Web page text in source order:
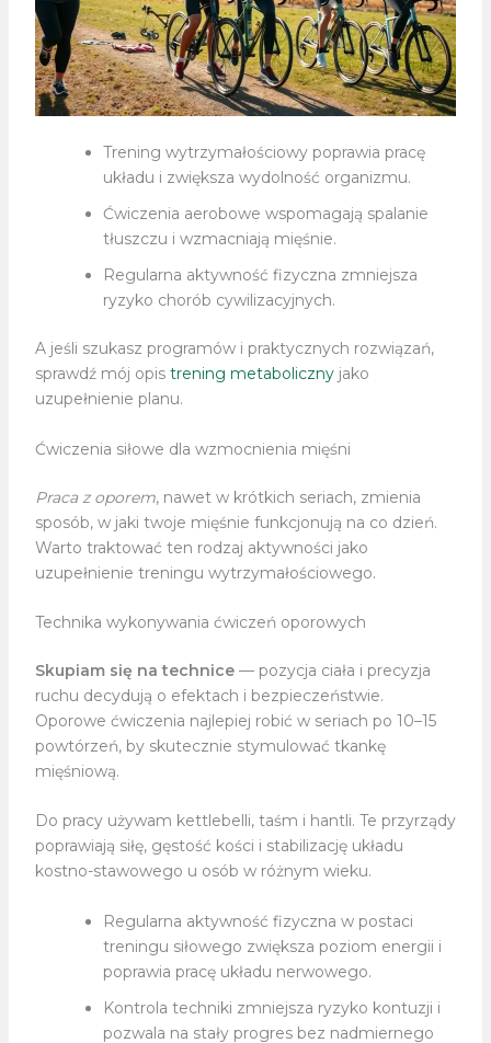
Trening wytrzymałościowy poprawia pracę
układu i zwiększa wydolność organizmu.
Ćwiczenia aerobowe wspomagają spalanie
tłuszczu i wzmacniają mięśnie.
Regularna aktywność fizyczna zmniejsza
ryzyko chorób cywilizacyjnych.
A jeśli szukasz programów i praktycznych rozwiązań,
sprawdź mój opis trening metabolicznyjako
uzupełnienie planu.
Ćwiczenia siłowe dla wzmocnienia mięśni
Praca z oporem, nawet w krótkich seriach, zmienia
sposób, w jaki twoje mięśnie funkcjonują na co dzień.
Warto traktować ten rodzaj aktywności jako
uzupełnienie treningu wytrzymałościowego.
Technika wykonywania ćwiczeń oporowych
Skupiam się na technice— pozycja ciała i precyzja
ruchu decydują o efektach i bezpieczeństwie.
Oporowe ćwiczenia najlepiej robić w seriach po 10–15
powtórzeń, by skutecznie stymulować tkankę
mięśniową.
Do pracy używam kettlebelli, taśm i hantli. Te przyrządy
poprawiają siłę, gęstość kości i stabilizację układu
kostno-stawowego u osób w różnym wieku.
Regularna aktywność fizyczna w postaci
treningu siłowego zwiększa poziom energii i
poprawia pracę układu nerwowego.
Kontrola techniki zmniejsza ryzyko kontuzji i
pozwala na stały progres bez nadmiernego